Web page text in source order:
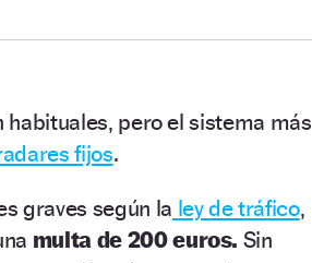
pero el sistema más
fijos.
graves según la ley de tráfico,
multa de 200 euros. Sin